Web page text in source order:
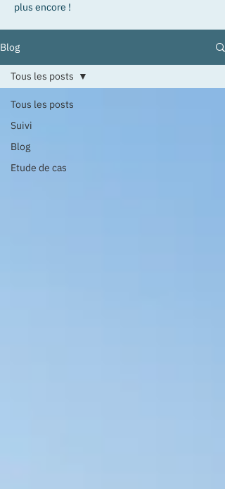
plus encore !
Blog
Tous les posts
Suivi
Blog
Etude de cas
Tous les posts